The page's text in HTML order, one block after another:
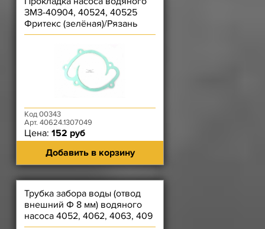
ЗМЗ-40904, 40524, 40525
Фритекс (зелёная)/Рязань
(серая)
Код 00343
Арт. 40624.1307049
Цена: 152 руб
Добавить в корзину
Трубка забора воды (отвод
внешний Ф 8 мм) водяного
насоса 4052, 4062, 4063, 409